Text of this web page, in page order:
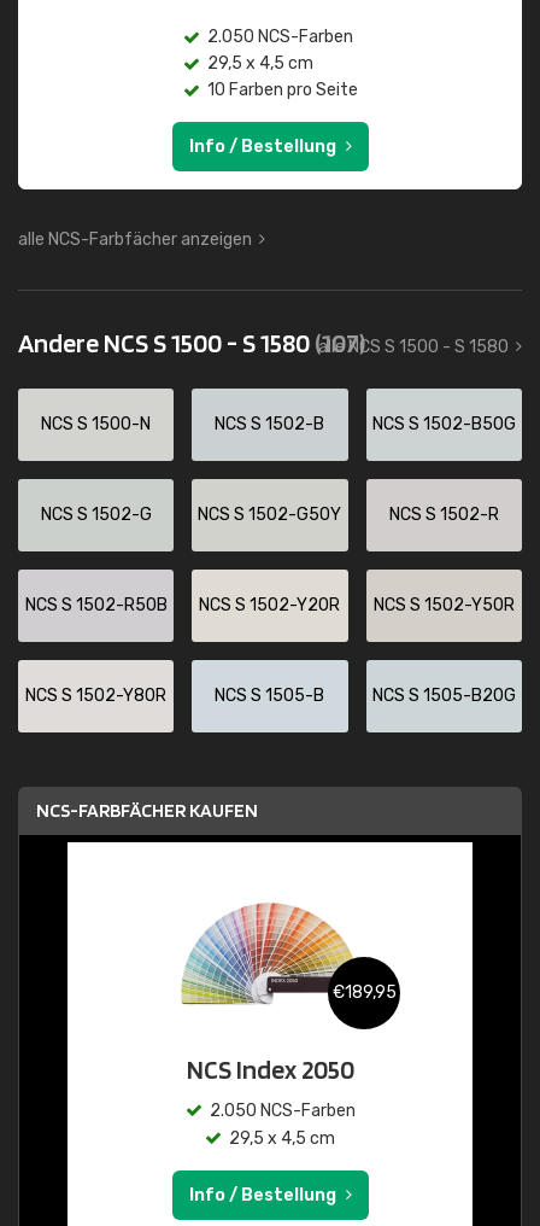
2.050 NCS-Farben
29,5 x 4,5 cm
10 Farben pro Seite
Info / Bestellung
alle NCS-Farbfächer anzeigen
Andere NCS S 1500 - S 1580(107)
alle NCS S 1500 - S 1580
NCS S 1500-N NCS S 1502-B NCS S 1502-B50G
NCS S 1502-G NCS S 1502-G50Y NCS S 1502-R
NCS S 1502-R50B NCS S 1502-Y20R NCS S 1502-Y50R
NCS S 1502-Y80R NCS S 1505-B NCS S 1505-B20G
NCS-FARBFÄCHER KAUFEN
€189,95
NCS Index 2050
2.050 NCS-Farben
29,5 x 4,5 cm
Info / Bestellung